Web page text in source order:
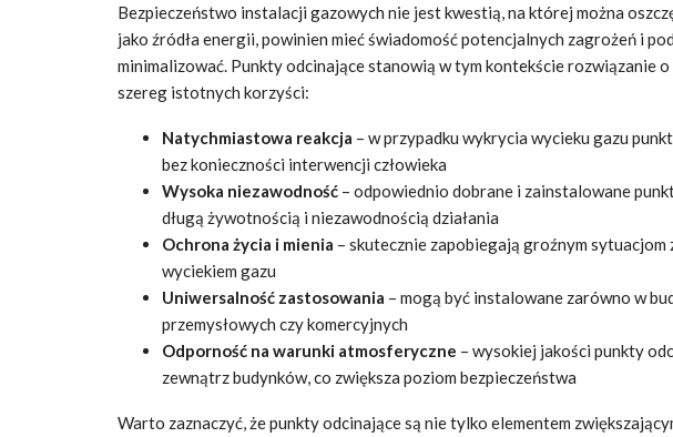
Bezpieczeństwo instalacji gazowych nie jest kwestią, na której można
jako źródła energii, powinien mieć świadomość potencjalnych zagrożeń i
minimalizować. Punkty odcinające stanowią w tym kontekście rozwiązanie
szereg istotnych korzyści:
Natychmiastowa reakcja – w przypadku wykrycia wycieku gazu
bez konieczności interwencji człowieka
Wysoka niezawodność – odpowiednio dobrane i zainstalowane
długą żywotnością i niezawodnością działania
Ochrona życia i mienia – skutecznie zapobiegają groźnym
wyciekiem gazu
Uniwersalność zastosowania – mogą być instalowane zarówno w
przemysłowych czy komercyjnych
Odporność na warunki atmosferyczne – wysokiej jakości punkty
zewnątrz budynków, co zwiększa poziom bezpieczeństwa
Warto zaznaczyć, że punkty odcinające są nie tylko elementem